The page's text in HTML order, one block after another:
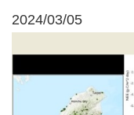
2024/03/05